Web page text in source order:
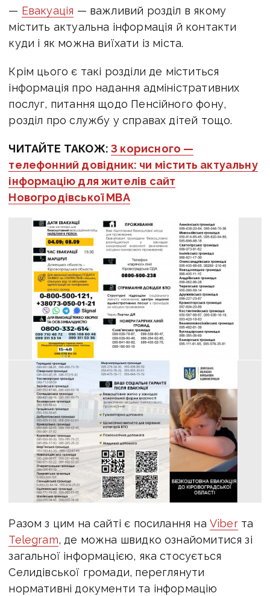
— Евакуація — важливий розділ в якому
містить актуальна інформація й контакти
куди і як можна виїхати із міста.
Крім цього є такі розділи де міститься
інформація про надання адміністративних
послуг, питання щодо Пенсійного фону,
розділ про службу у справах дітей тощо.
ЧИТАЙТЕ ТАКОЖ:З корисного —
телефонний довідник: чи містить актуальну
інформацію для жителів сайт
Новогродівської МВА
Разом з цим на сайті є посилання на Viberта
Telegram, де можна швидко ознайомитися зі
загальної інформацією, яка стосується
Селидівської громади, переглянути
нормативні документи та інформацію